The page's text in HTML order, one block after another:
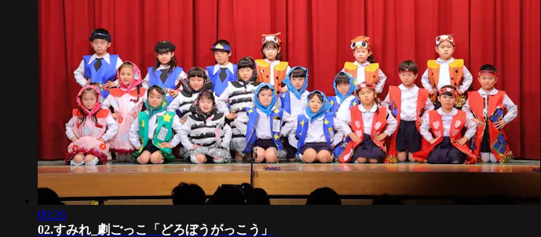
00:26
02.すみれ_劇ごっこ「どろぼうがっこう」